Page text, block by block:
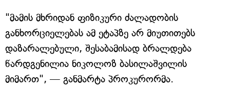
"მამის მხრიდან ფიზიკური ძალადობის
განხორციელებას ამ ეტაპზე არ მიუთითებს
დაზარალებული, შესაბამისად ბრალდება
წარდგენილია ნიკოლოზ ბასილაშვილის
მიმართ", — განმარტა პროკურორმა.